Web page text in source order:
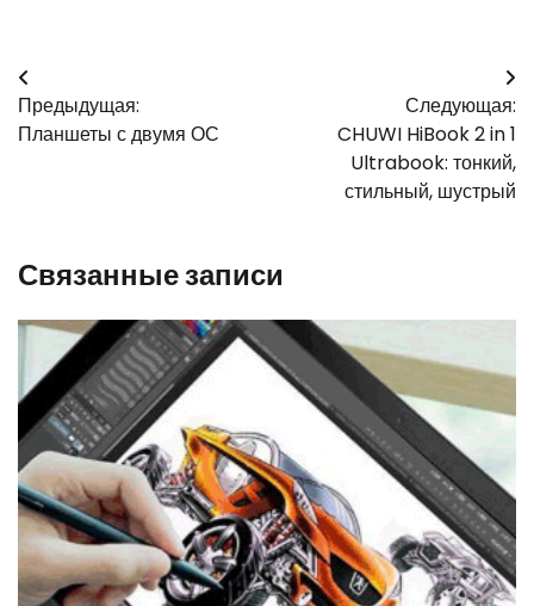
Навигация
по
Предыдущая:
Планшеты с двумя ОС
Следующая:
CHUWI HiBook 2 in 1
Ultrabook: тонкий,
стильный, шустрый
Связанные записи